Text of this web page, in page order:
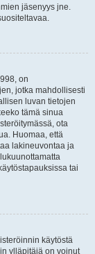
jäsenyys jne.
on
jotka mahdollisesti
luvan tietojen
tämä sinua
ota
Huomaa, että
lakineuvontaa ja
tai
käytöstä
ylläpitäjä on voinut